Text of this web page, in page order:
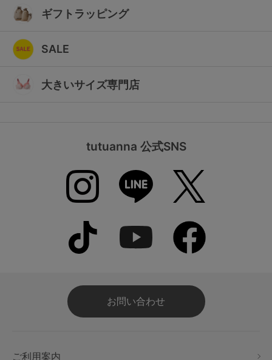
ギフトラッピング
SALE
大きいサイズ専門店
tutuanna 公式SNS
お問い合わせ
ご利用案内